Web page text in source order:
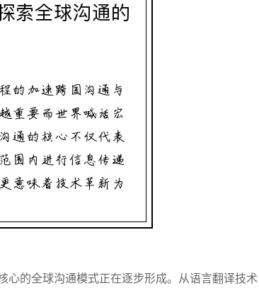
心的全球沟通模式正在逐步形成。从语言翻译技术